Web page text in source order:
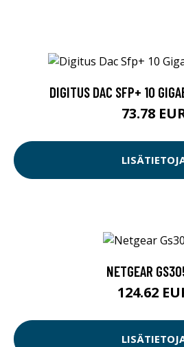
DIGITUS DAC SFP+ 10
73.78
NETGEAR
124.62